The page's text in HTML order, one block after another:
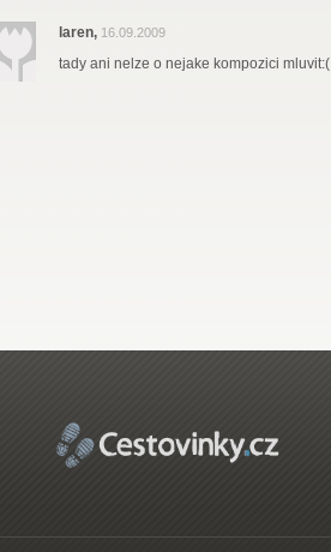
laren, 16.09.2009
tady ani nelze o nejake kompozici mluvit:(